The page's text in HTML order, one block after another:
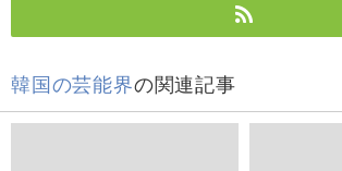
韓国の芸能界の関連記事